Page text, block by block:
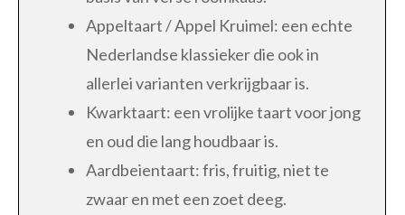
Appeltaart / Appel Kruimel: een echte
Nederlandse klassieker die ook in
allerlei varianten verkrijgbaar is.
Kwarktaart: een vrolijke taart voor jong
en oud die lang houdbaar is.
Aardbeientaart: fris, fruitig, niet te
zwaar en met een zoet deeg.